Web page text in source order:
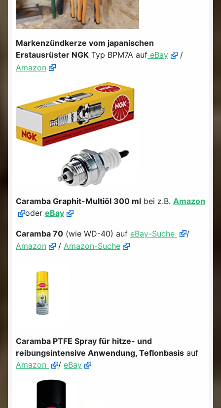
Markenzündkerze vom japanischen
Erstausrüster NGK Typ BPM7A auf eBay
/
Amazon
Caramba Graphit-Multiöl 300 ml bei z.B. Amazon
oder eBay
Caramba 70 (wie WD-40) auf eBay-Suche
/
Amazon
/ Amazon-Suche
Caramba PTFE Spray für hitze- und
reibungsintensive Anwendung, Teflonbasis auf
Amazon
/ eBay